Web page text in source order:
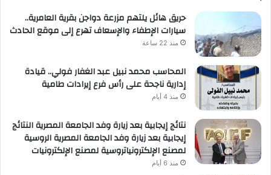
حريق هائل يلتهم مزرعة دواجن بقرية العامرية..
سيارات الإطفاء والإسعاف تهرع إلى موقع الحادث
منذ 22 ساعة
المحاسب محمد نبيل عبد الغفار فولي.. قيادة
إدارية ناجحة على رأس فرع إيرادات طامية
منذ 4 أيام
نتائج إيجابية بعد زيارة وفد الجامعة المصرية النتائج
إيجابية بعد زيارة وفد الجامعة المصرية الروسية
لمصنع الإلكترونياتروسية لمصنع الإلكترونيات
منذ 6 أيام